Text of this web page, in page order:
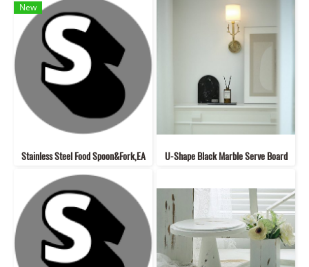
New
Stainless Steel Food Spoon&Fork,EA U-Shape Black Marble Serve Board